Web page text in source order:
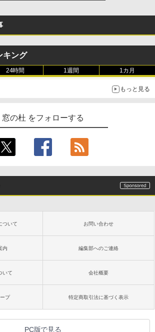
キング
24時間 1週間 1カ月
もっと見る
窓の杜 をフォローする
ついて お問い合わせ
内 編集部へのご連絡
いて 会社概要
プ 特定商取引法に基づく表示
PC版で見る